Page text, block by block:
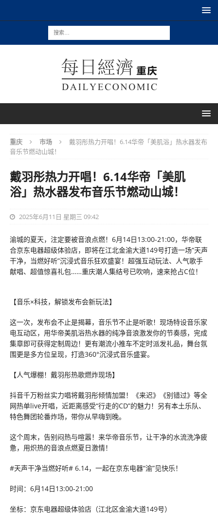
重庆 市场
戴羽彤热力开唱！6.14华帝「美肌浴」热水器发布
音乐节燃动山城！
戴羽彤热力开唱！6.14华帝「美肌
浴」热水器发布音乐节燃动山城！
2025年6月11日 星期三 09:42
渝城的夏天，注定要被音浪点燃！6月14日13:00-21:00，华帝联
合京东电器超级体验店，即将在江北金渝大道149号打造一场“天声
干净，当燃好听”沉浸式音乐狂欢盛宴！超强互动玩法、人气歌手
献唱、超值惊喜礼包……重庆潮人集结号已吹响，速来抢占C位！
【音乐×科技，解锁发布会新玩法】
这一次，发布会不止是揭幕，音乐节不止是听歌！现场特设音乐家
电互动区，用华帝美肌浴热水器的纯净音浪激发你的节奏感，完成
集章即可获得定制周边！更有潮流小推车不定时派发礼品，舞台氛
围更是多方位呈现，打造360°沉浸式音乐盛宴。
【人气爆棚！戴羽彤热歌燃炸现场】
抖音千万粉丝实力唱将戴羽彤倾情加盟！《来迟》《别错过》等全
网热单live开唱，近距离感受“行走的CD”的魅力！另有本土乐队、
特色舞团轮番炸场，带你从早嗨到晚。
这个周末，告别闷热与喧嚣！来华帝音乐节，让干净的水流洗净疲
惫，用炽热的音浪点燃夏日激情！
#天声干净当燃好听# 6.14，一起在京东电器“渝”见快乐！
时间：6月14日13:00-21:00
坐标：京东电器超级体验店（江北区金渝大道149号）